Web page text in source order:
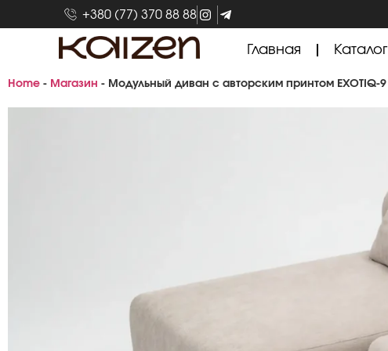
+380 (77) 370 88 88
Главная Каталог
Home - Магазин - Модульный диван с авторским принтом EXOTIQ-9